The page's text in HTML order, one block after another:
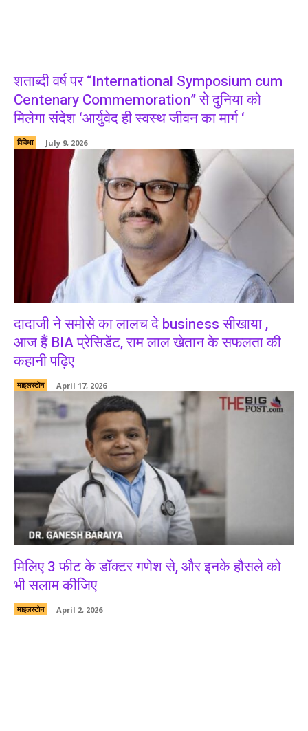
शताब्दी वर्ष पर “International Symposium cum
Centenary Commemoration” से दुनिया को
मिलेगा संदेश ‘आर्युवेद ही स्वस्थ जीवन का मार्ग ‘
विविधा July 9, 2026
दादाजी ने समोसे का लालच दे business सीखाया ,
आज हैं BIA प्रेसिडेंट, राम लाल खेतान के सफलता की
कहानी पढ़िए
माइलस्टोन April 17, 2026
मिलिए 3 फीट के डॉक्टर गणेश से, और इनके हौसले को
भी सलाम कीजिए
माइलस्टोन April 2, 2026